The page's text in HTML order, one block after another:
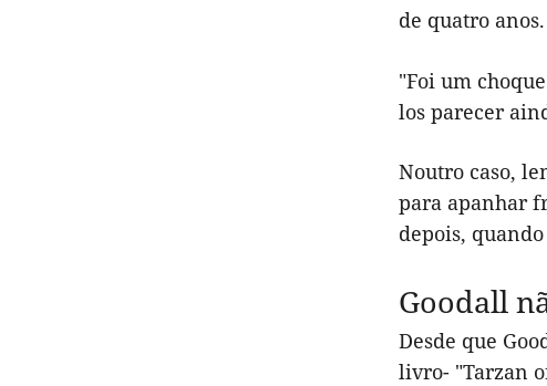
de quatro
"Foi um
los parecer
Noutro caso,
para apanhar
depois,
Goodall
Desde que
livro- "Tarzan